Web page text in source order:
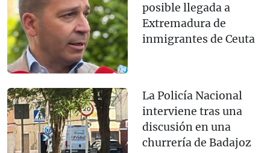
posible llegada a
Extremadura de
inmigrantes de Ceuta
La Policía Nacional
interviene tras una
discusión en una
churrería de Badajoz